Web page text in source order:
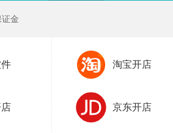
金
淘宝开店
京东开店